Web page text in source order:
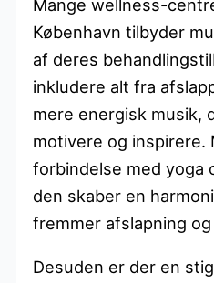
Mange wellness-
København tilbyder
af deres
inkludere alt fra
mere energisk musik,
motivere og inspirere.
forbindelse med yoga
den skaber en
fremmer afslapning
Desuden er der en